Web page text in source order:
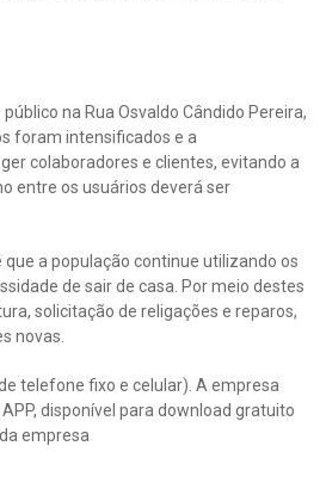
na Rua Osvaldo Cândido Pereira,
foram intensificados e a
colaboradores e clientes, evitando a
entre os usuários deverá ser
a população continue utilizando os
de sair de casa. Por meio destes
solicitação de religações e reparos,
novas.
telefone fixo e celular). A empresa
disponível para download gratuito
empresa